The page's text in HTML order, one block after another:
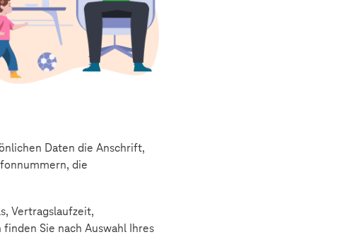
Daten die Anschrift,
die
Vertragslaufzeit,
Sie nach Auswahl Ihres